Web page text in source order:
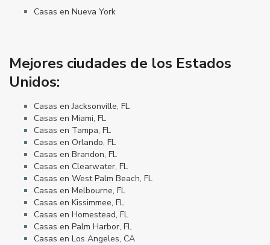
Casas en Nueva York
Mejores ciudades de los Estados
Unidos:
Casas en Jacksonville, FL
Casas en Miami, FL
Casas en Tampa, FL
Casas en Orlando, FL
Casas en Brandon, FL
Casas en Clearwater, FL
Casas en West Palm Beach, FL
Casas en Melbourne, FL
Casas en Kissimmee, FL
Casas en Homestead, FL
Casas en Palm Harbor, FL
Casas en Los Angeles, CA